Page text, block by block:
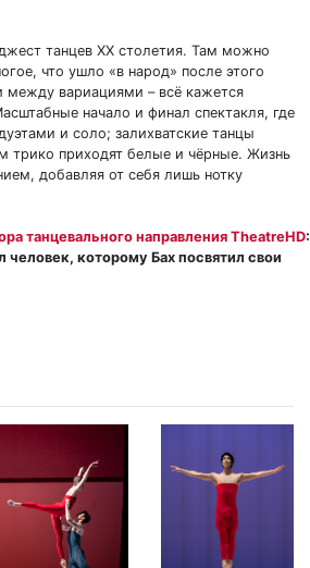
танцев XX столетия. Там можно
что ушло «в народ» после этого
между вариациями – всё кажется
начало и финал спектакля, где
и соло; залихватские танцы
трико приходят белые и чёрные. Жизнь
добавляя от себя лишь нотку
танцевального направления TheatreHD:
которому Бах посвятил свои